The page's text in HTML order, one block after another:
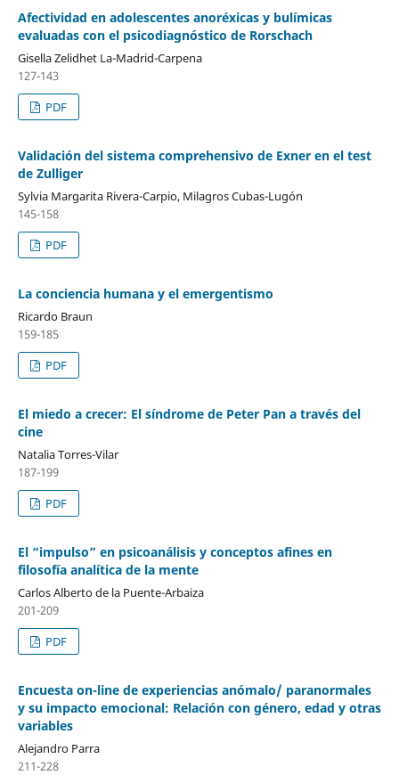
Afectividad en adolescentes anoréxicas y bulímicas
evaluadas con el psicodiagnóstico de Rorschach
Gisella Zelidhet La-Madrid-Carpena
127-143
PDF
Validación del sistema comprehensivo de Exner en el test
de Zulliger
Sylvia Margarita Rivera-Carpio, Milagros Cubas-Lugón
145-158
PDF
La conciencia humana y el emergentismo
Ricardo Braun
159-185
PDF
El miedo a crecer: El síndrome de Peter Pan a través del
cine
Natalia Torres-Vilar
187-199
PDF
El “impulso” en psicoanálisis y conceptos afines en
filosofía analítica de la mente
Carlos Alberto de la Puente-Arbaiza
201-209
PDF
Encuesta on-line de experiencias anómalo/ paranormales
y su impacto emocional: Relación con género, edad y otras
variables
Alejandro Parra
211-228